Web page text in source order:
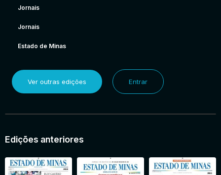
Jornais
Jornais
Estado de Minas
Ver outras edições Entrar
Edições anteriores